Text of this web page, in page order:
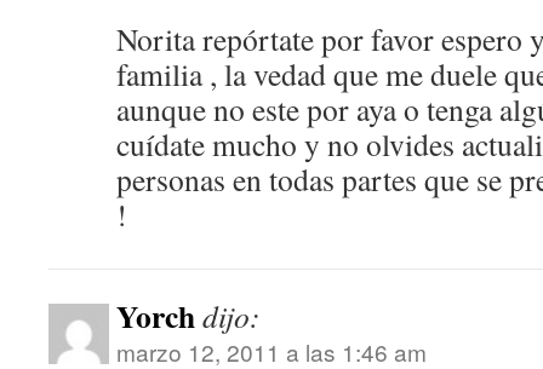
Norita repórtate por favor espero
familia , la vedad que me duele
aunque no este por aya o tenga
cuídate mucho y no olvides
personas en todas partes que se
!
Yorchdijo:
marzo 12, 2011 a las 1:46 am